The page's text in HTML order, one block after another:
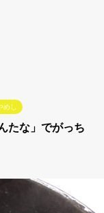
めし
たな」でがっち